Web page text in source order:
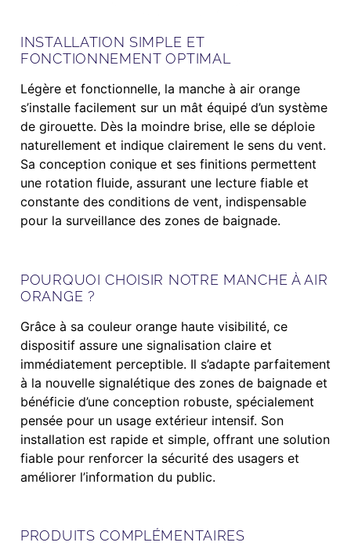
INSTALLATION SIMPLE ET
FONCTIONNEMENT OPTIMAL
Légère et fonctionnelle, la manche à air orange
s’installe facilement sur un mât équipé d’un système
de girouette. Dès la moindre brise, elle se déploie
naturellement et indique clairement le sens du vent.
Sa conception conique et ses finitions permettent
une rotation fluide, assurant une lecture fiable et
constante des conditions de vent, indispensable
pour la surveillance des zones de baignade.
POURQUOI CHOISIR NOTRE MANCHE À AIR
ORANGE ?
Grâce à sa couleur orange haute visibilité, ce
dispositif assure une signalisation claire et
immédiatement perceptible. Il s’adapte parfaitement
à la nouvelle signalétique des zones de baignade et
bénéficie d’une conception robuste, spécialement
pensée pour un usage extérieur intensif. Son
installation est rapide et simple, offrant une solution
fiable pour renforcer la sécurité des usagers et
améliorer l’information du public.
PRODUITS COMPLÉMENTAIRES